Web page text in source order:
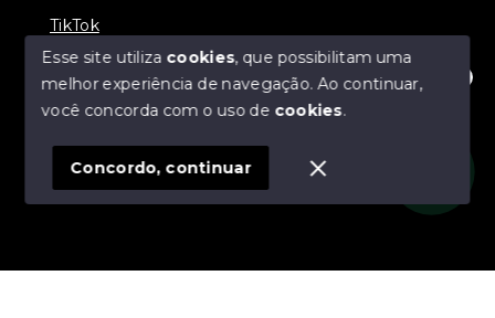
Olá! Estamos disponíveis para te ajudar.
TikTok
© Copyright 2026 - J & L Empreendimentos
SITE PARA IMOBILIARIA
Esse site utiliza cookies, que possibilitam uma
melhor experiência de navegação.Ao continuar,
você concorda com o uso de cookies.
Concordo, continuar